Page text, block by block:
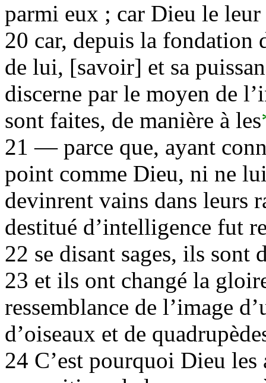
parmi eux ; car Dieu le leur
20 car, depuis la fondation
de lui, [savoir] et sa
discerne par le moyen de
sont faites, de manière à les
21 — parce que, ayant
point comme Dieu, ni ne
devinrent vains dans leurs
destitué d’intelligence fut
22 se disant sages, ils sont
23 et ils ont changé la
ressemblance de l’image
d’oiseaux et de
24 C’est pourquoi Dieu les